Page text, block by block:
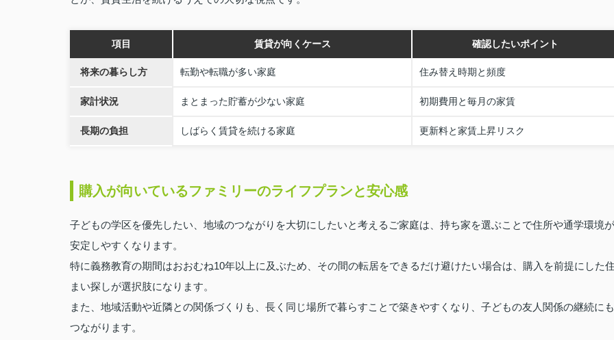
項目 賃貸が向くケース 確認したいポイント
将来の暮らし方 転勤や転職が多い家庭 住み替え時期と頻度
家計状況 まとまった貯蓄が少ない家庭 初期費用と毎月の家賃
長期の負担 しばらく賃貸を続ける家庭 更新料と家賃上昇リスク
購入が向いているファミリーのライフプランと安心感
子どもの学区を優先したい、地域のつながりを大切にしたいと考えるご家庭は、持ち家を選ぶことで住所や通学環境が
安定しやすくなります。
特に義務教育の期間はおおむね10年以上に及ぶため、その間の転居をできるだけ避けたい場合は、購入を前提にした
まい探しが選択肢になります。
また、地域活動や近隣との関係づくりも、長く同じ場所で暮らすことで築きやすくなり、子どもの友人関係の継続にも
つながります。